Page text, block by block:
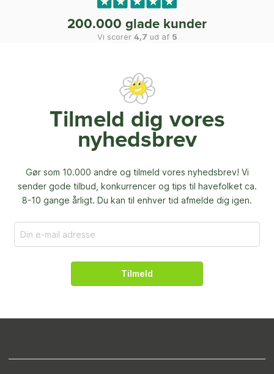
200.000 glade kunder
Vi scorer 4,7 ud af 5
Tilmeld dig vores
nyhedsbrev
Gør som 10.000 andre og tilmeld vores nyhedsbrev! Vi
sender gode tilbud, konkurrencer og tips til havefolket ca.
8-10 gange årligt. Du kan til enhver tid afmelde dig igen.
Tilmeld